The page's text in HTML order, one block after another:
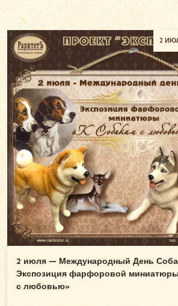
2
2 июля — Международный День
Экспозиция фарфоровой
с любовью»